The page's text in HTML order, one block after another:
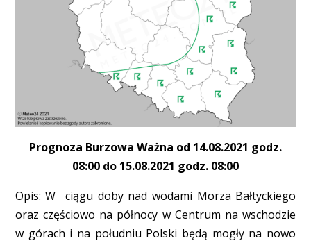
Prognoza Burzowa Ważna od 14.08.2021 godz.
08:00 do 15.08.2021 godz. 08:00
Opis: W ciągu doby nad wodami Morza Bałtyckiego
oraz częściowo na północy w Centrum na wschodzie
w górach i na południu Polski będą mogły na nowo